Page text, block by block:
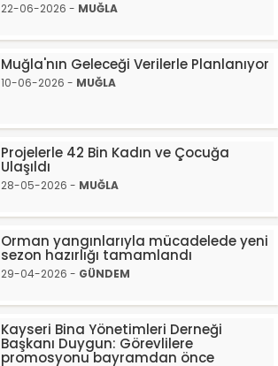
22-06-2026 - MUĞLA
Muğla'nın Geleceği Verilerle Planlanıyor
10-06-2026 - MUĞLA
Projelerle 42 Bin Kadın ve Çocuğa
Ulaşıldı
28-05-2026 - MUĞLA
Orman yangınlarıyla mücadelede yeni
sezon hazırlığı tamamlandı
29-04-2026 - GÜNDEM
Kayseri Bina Yönetimleri Derneği
Başkanı Duygun: Görevlilere
promosyonu bayramdan önce